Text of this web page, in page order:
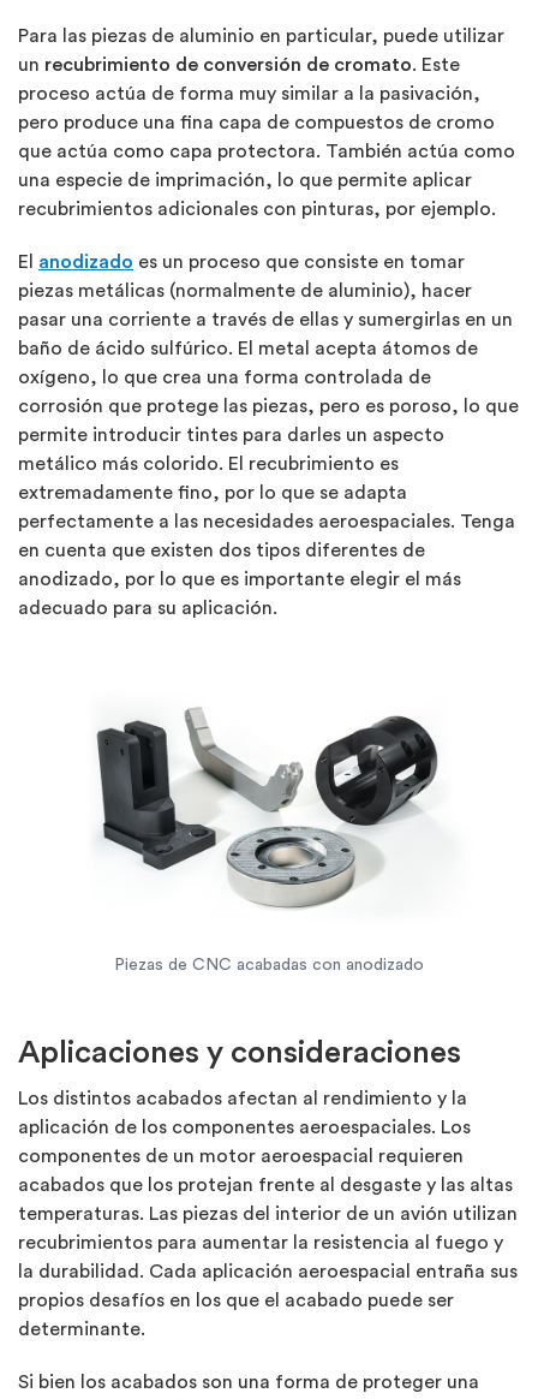
Para las piezas de aluminio en particular, puede utilizar
un recubrimiento de conversión de cromato. Este
proceso actúa de forma muy similar a la pasivación,
pero produce una fina capa de compuestos de cromo
que actúa como capa protectora. También actúa como
una especie de imprimación, lo que permite aplicar
recubrimientos adicionales con pinturas, por ejemplo.
El anodizado es un proceso que consiste en tomar
piezas metálicas (normalmente de aluminio), hacer
pasar una corriente a través de ellas y sumergirlas en un
baño de ácido sulfúrico. El metal acepta átomos de
oxígeno, lo que crea una forma controlada de
corrosión que protege las piezas, pero es poroso, lo que
permite introducir tintes para darles un aspecto
metálico más colorido. El recubrimiento es
extremadamente fino, por lo que se adapta
perfectamente a las necesidades aeroespaciales. Tenga
en cuenta que existen dos tipos diferentes de
anodizado, por lo que es importante elegir el más
adecuado para su aplicación.
Piezas de CNC acabadas con anodizado
Aplicaciones y consideraciones
Los distintos acabados afectan al rendimiento y la
aplicación de los componentes aeroespaciales. Los
componentes de un motor aeroespacial requieren
acabados que los protejan frente al desgaste y las altas
temperaturas. Las piezas del interior de un avión utilizan
recubrimientos para aumentar la resistencia al fuego y
la durabilidad. Cada aplicación aeroespacial entraña sus
propios desafíos en los que el acabado puede ser
determinante.
Si bien los acabados son una forma de proteger una